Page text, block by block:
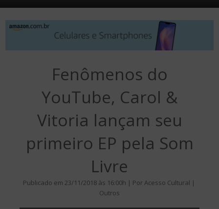
Fenômenos do
YouTube, Carol &
Vitoria lançam seu
primeiro EP pela Som
Livre
Publicado em 23/11/2018 às 16:00h | Por Acesso Cultural |
Outros